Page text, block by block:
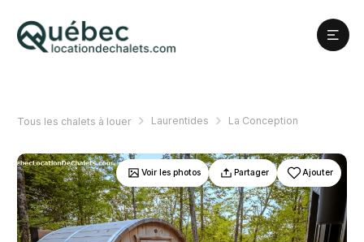
Tous les chalets à louer Laurentides La Conception
Voir les photos Partager Ajouter